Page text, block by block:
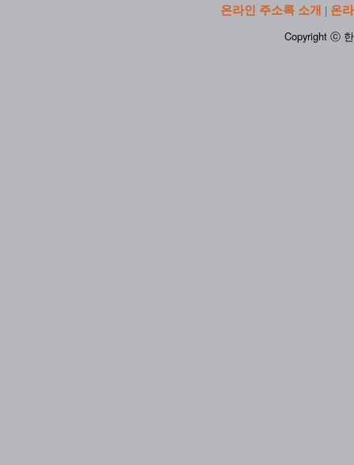
온라인 주소록 소개 | 온
Copyright ⓒ